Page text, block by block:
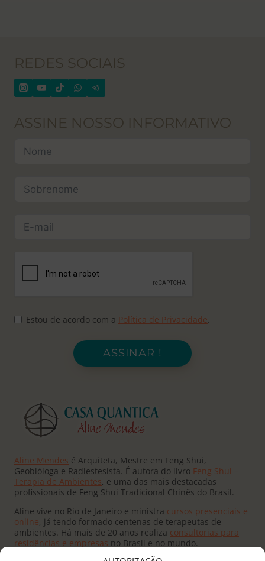
REDES SOCIAIS
ASSINE NOSSO INFORMATIVO
Estou de acordo com a Política de Privacidade.
ASSINAR !
Aline Mendes é Arquiteta, Mestre em Feng Shui,
Geobióloga e Radiestesista. É autora do livro Feng Shui –
Terapia de Ambientes, e uma das mais destacadas
profissionais de Feng Shui Tradicional Chinês do Brasil.
Aline vive no Rio de Janeiro e ministra cursos presenciais e
online, já tendo formado centenas de terapeutas de
ambientes. Há mais de 20 anos realiza consultorias para
residências e empresas no Brasil e no mundo.